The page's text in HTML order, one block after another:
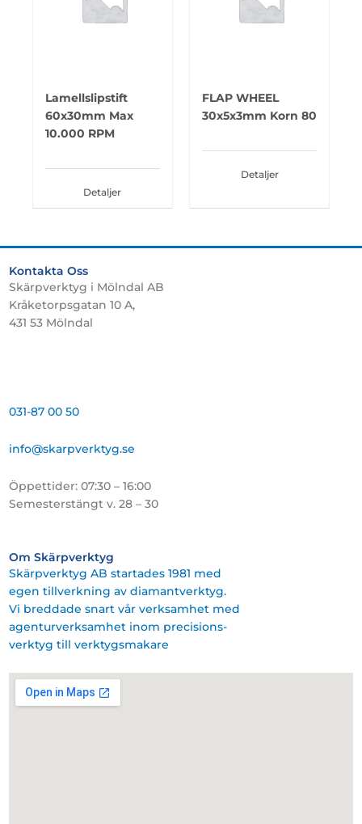
Lamellslipstift
60x30mm Max
10.000 RPM
Detaljer
FLAP WHEEL
30x5x3mm Korn 80
Detaljer
Kontakta Oss
Skärpverktyg i Mölndal AB
Kråketorpsgatan 10 A,
431 53 Mölndal
031-87 00 50
info@skarpverktyg.se
Öppettider: 07:30 – 16:00
Semesterstängt v. 28 – 30
Om Skärpverktyg
Skärpverktyg AB startades 1981 med
egen tillverkning av diamantverktyg.
Vi breddade snart vår verksamhet med
agenturverksamhet inom precisions-
verktyg till verktygsmakare